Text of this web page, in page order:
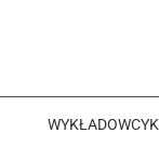
WYKŁADOWCY